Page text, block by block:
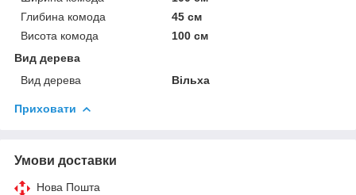
Глибина комода
45 см
Висота комода
100 см
Вид дерева
Вид дерева
Вільха
Приховати
Умови доставки
Нова Пошта